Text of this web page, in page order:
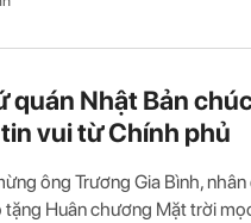
quán Nhật Bản
vui từ Chính phủ
ông Trương Gia Bình,
tặng Huân chương Mặt trời